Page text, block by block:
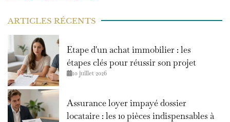
ARTICLES RÉCENTS
Etape d'un achat immobilier : les
étapes clés pour réussir son projet
10 juillet 2026
Assurance loyer impayé dossier
locataire : les 10 pièces indispensables à